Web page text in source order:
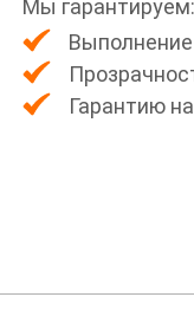
Мы гарантируем:
Гарантию